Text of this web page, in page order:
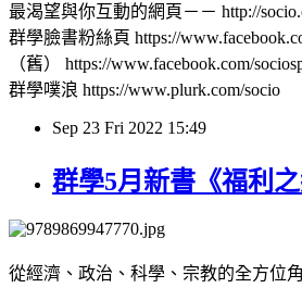
最渴望與你互動的網頁－－ http://
群學臉書粉絲頁 https://
（舊） https://www.facebook.com/
群學噗浪 https://www.plurk.com/socio
Sep 23 Fri 2022 15:49
群學5月新書《福利
從經濟、政治、科學、宗教的全方位